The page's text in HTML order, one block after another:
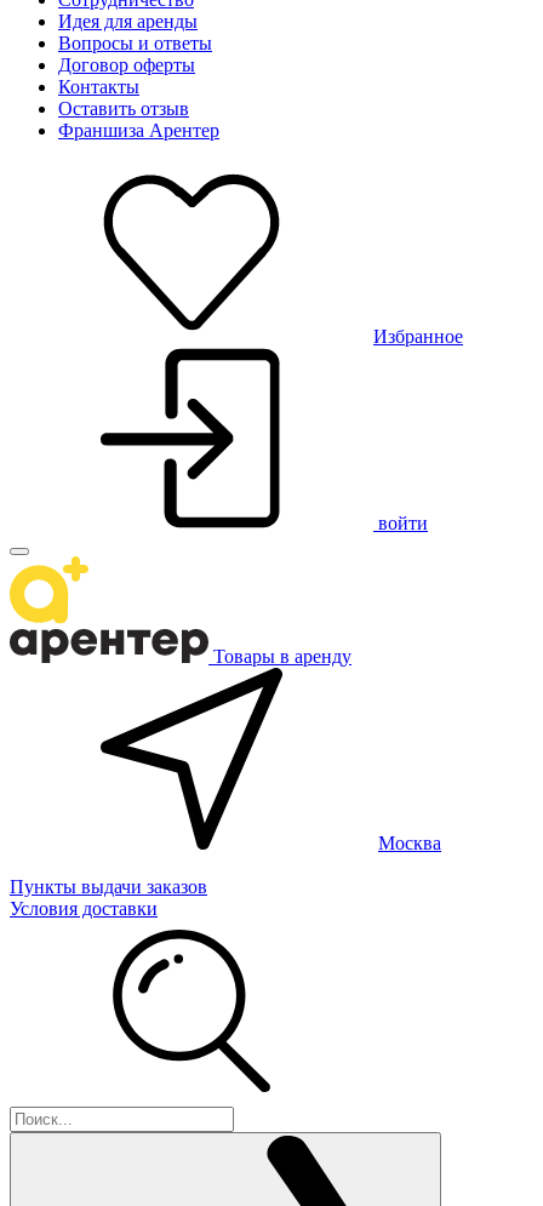
Идея для аренды
Вопросы и ответы
Договор оферты
Контакты
Оставить отзыв
Франшиза Арентер
Избранное
войти
Товары в аренду
Москва
Пункты выдачи заказов
Условия доставки